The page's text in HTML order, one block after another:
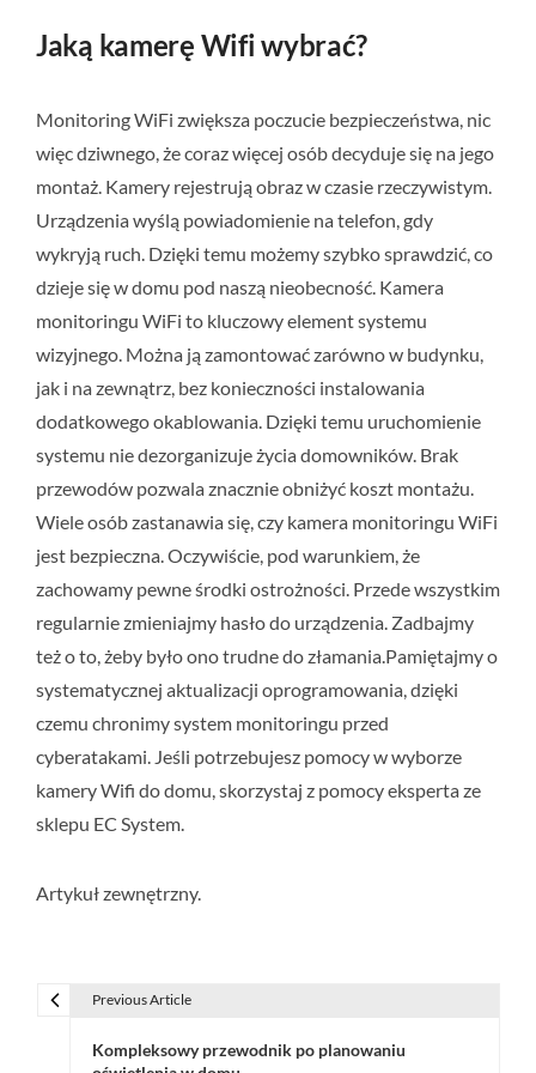
Jaką kamerę Wifi wybrać?
Monitoring WiFi zwiększa poczucie bezpieczeństwa, nic
więc dziwnego, że coraz więcej osób decyduje się na jego
montaż. Kamery rejestrują obraz w czasie rzeczywistym.
Urządzenia wyślą powiadomienie na telefon, gdy
wykryją ruch. Dzięki temu możemy szybko sprawdzić, co
dzieje się w domu pod naszą nieobecność. Kamera
monitoringu WiFi to kluczowy element systemu
wizyjnego. Można ją zamontować zarówno w budynku,
jak i na zewnątrz, bez konieczności instalowania
dodatkowego okablowania. Dzięki temu uruchomienie
systemu nie dezorganizuje życia domowników. Brak
przewodów pozwala znacznie obniżyć koszt montażu.
Wiele osób zastanawia się, czy kamera monitoringu WiFi
jest bezpieczna. Oczywiście, pod warunkiem, że
zachowamy pewne środki ostrożności. Przede wszystkim
regularnie zmieniajmy hasło do urządzenia. Zadbajmy
też o to, żeby było ono trudne do złamania.Pamiętajmy o
systematycznej aktualizacji oprogramowania, dzięki
czemu chronimy system monitoringu przed
cyberatakami. Jeśli potrzebujesz pomocy w wyborze
kamery Wifi do domu, skorzystaj z pomocy eksperta ze
sklepu EC System.
Artykuł zewnętrzny.
Previous Article
Kompleksowy przewodnik po planowaniu